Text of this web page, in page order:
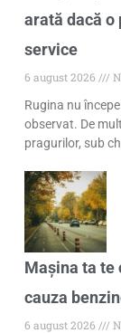
arată dacă
service
6 august 2026
Rugina nu
observat. De
pragurilor, sub
Mașina ta te
cauza
6 august 2026